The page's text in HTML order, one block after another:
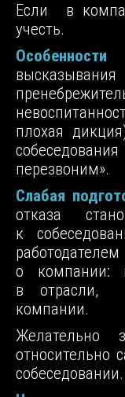
Если в
учесть.
плохая
перезвоним».
Слабая
отказа
к
о компании:
в отрасли,
компании.
Желательно
относительно
собеседовании.